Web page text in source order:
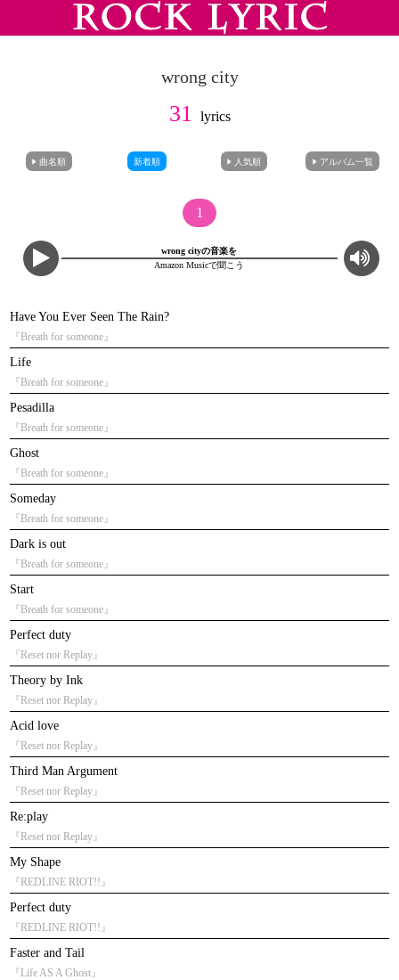
wrong city
31 lyrics
曲名順 新着順 人気順 アルバム一覧
1
wrong cityの音楽を
Amazon Musicで聞こう
Have You Ever Seen The Rain?
『Breath for someone』
Life
『Breath for someone』
Pesadilla
『Breath for someone』
Ghost
『Breath for someone』
Someday
『Breath for someone』
Dark is out
『Breath for someone』
Start
『Breath for someone』
Perfect duty
『Reset nor Replay』
Theory by Ink
『Reset nor Replay』
Acid love
『Reset nor Replay』
Third Man Argument
『Reset nor Replay』
Re:play
『Reset nor Replay』
My Shape
『REDLINE RIOT!!』
Perfect duty
『REDLINE RIOT!!』
Faster and Tail
『Life AS A Ghost』